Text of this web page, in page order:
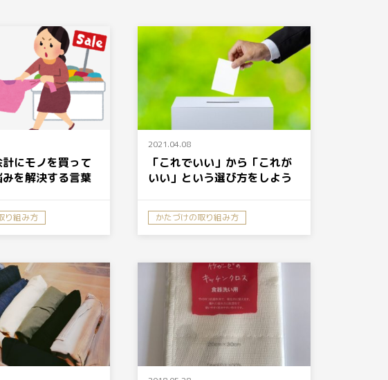
にモノを買って
を解決する言葉
り組み方
2021.04.08
「これでいい」から「これが
いい」という選び方をしよう
かたづけの取り組み方